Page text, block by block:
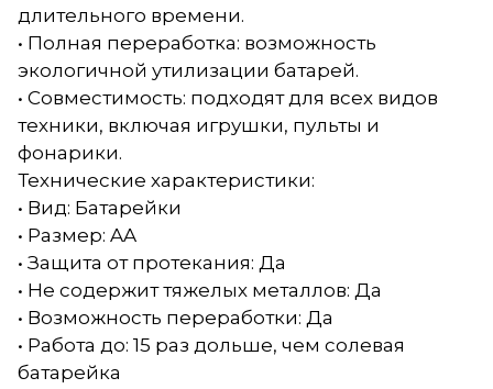
длительного времени.
• Полная переработка: возможность
экологичной утилизации батарей.
• Совместимость: подходят для всех видов
техники, включая игрушки, пульты и
фонарики.
Технические характеристики:
• Вид: Батарейки
• Размер: AA
• Защита от протекания: Да
• Не содержит тяжелых металлов: Да
• Возможность переработки: Да
• Работа до: 15 раз дольше, чем солевая
батарейка